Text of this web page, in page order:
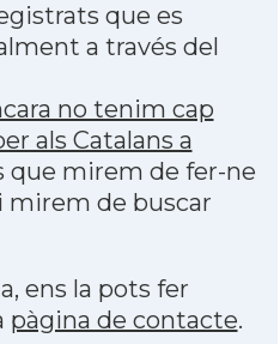
que es
a través del
no tenim cap
als Catalans a
que mirem de fer-ne
mirem de buscar
ens la pots fer
pàgina de contacte.